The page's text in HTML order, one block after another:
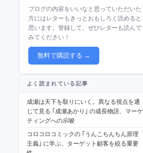
ブログの内容をいいなと思っていただいた
方にはレターもきっとおもしろく読めると
思います。登録して、ぜひレターも読んで
みてください！
無料で購読する →
よく読まれている記事
成瀬は天下を取りにいく。異なる視点を通
じて見る ｢成瀬あかり｣ の成長物語、マーケ
ティングへの示唆
コロコロコミックの ｢うんこちんちん原理
主義｣ に学ぶ、ターゲット顧客を絞る重要